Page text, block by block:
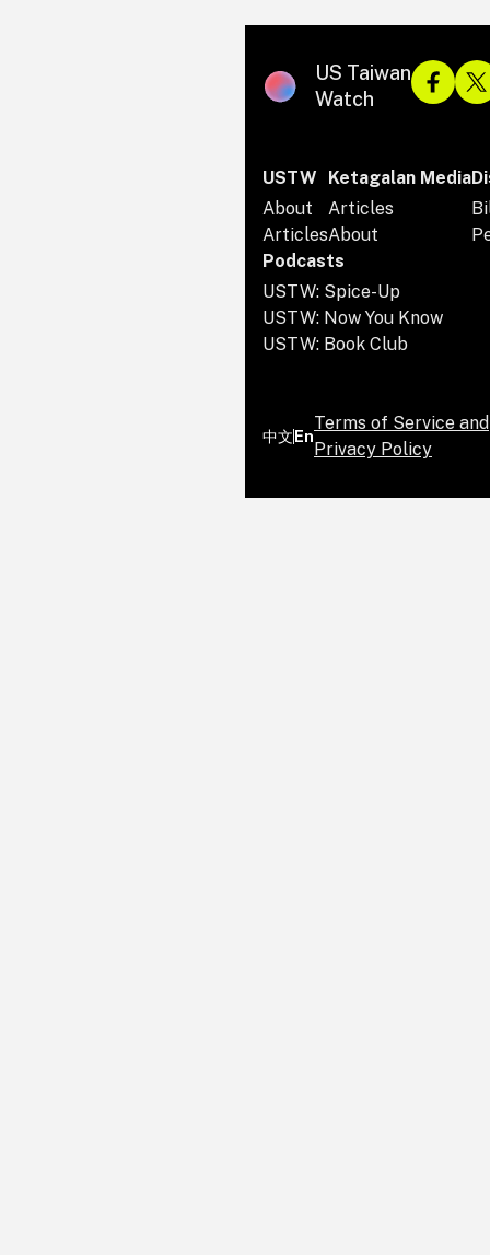
US Taiwan
Watch
USTW
About
Articles
Ketagalan Media
Articles
About
Podcasts
USTW: Spice-Up
USTW: Now You Know
USTW: Book Club
中文 En
Terms of Service and
Privacy Policy